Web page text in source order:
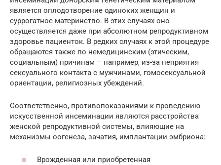
является оплодотворение одиноких женщин и
суррогатное материнство. В этих случаях оно
осуществляется даже при абсолютном репродуктивном
здоровье пациенток. В редких случаях к этой процедуре
обращаются также по немедицинским (этическим,
социальным) причинам – например, из-за неприятия
сексуального контакта с мужчинами, гомосексуальной
ориентации, религиозных убеждений.
Соответственно, противопоказаниями к проведению
искусственной инсеминации являются расстройства
женской репродуктивной системы, влияющие на
механизмы оогенеза, зачатия, имплантации эмбриона:
Врожденная или приобретенная